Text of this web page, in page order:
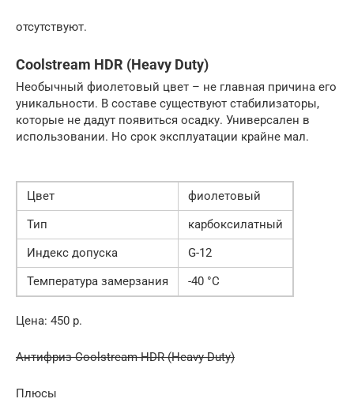
отсутствуют.
Coolstream HDR (Heavy Duty)
Необычный фиолетовый цвет – не главная причина его
уникальности. В составе существуют стабилизаторы,
которые не дадут появиться осадку. Универсален в
использовании. Но срок эксплуатации крайне мал.
Цвет
фиолетовый
Тип
карбоксилатный
Индекс допуска
G-12
Температура замерзания
-40 °C
Цена: 450 р.
Антифриз Coolstream HDR (Heavy Duty)
Плюсы